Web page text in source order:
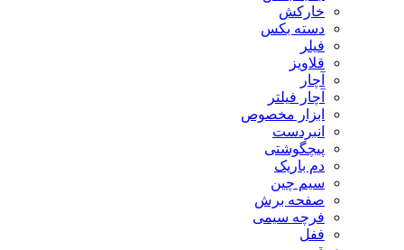
خارکش
دسته بکس
فیلر
قلاویز
آچار
آچار فیلتر
ابزار مخصوص
انبردست
پیچگوشتی
دم باریک
سیم چین
صفحه برش
فرچه سیمی
ففل